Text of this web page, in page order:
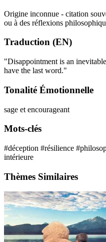
Origine inconnue - citation
ou à des réflexions
Traduction (EN)
"Disappointment is an
have the last word."
Tonalité Émotionnelle
sage et encourageant
Mots-clés
#déception #résilience
intérieure
Thèmes Similaires